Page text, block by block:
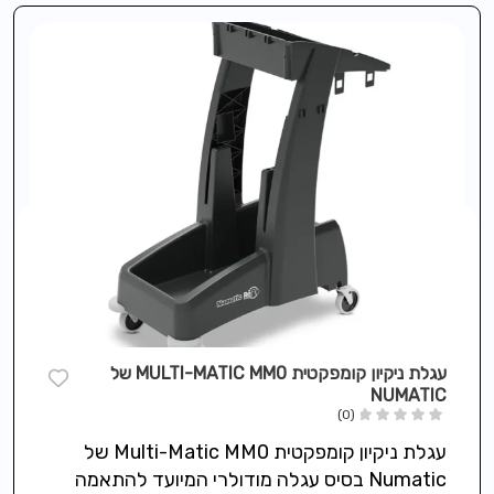
עגלת ניקיון קומפקטית MULTI-MATIC MM0 של
NUMATIC
(0)
עגלת ניקיון קומפקטית Multi-Matic MM0 של
Numatic בסיס עגלה מודולרי המיועד להתאמה